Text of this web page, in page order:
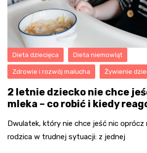
Dieta dziecięca Dieta niemowląt
Zdrowie i rozwój malucha Żywienie
2 letnie dziecko nie chce
mleka – co robić i kiedy
Dwulatek, który nie chce jeść nic oprócz
rodzica w trudnej sytuacji: z jednej